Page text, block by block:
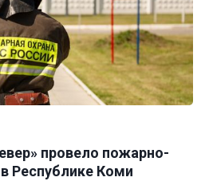
провело пожарно-
Республике Коми